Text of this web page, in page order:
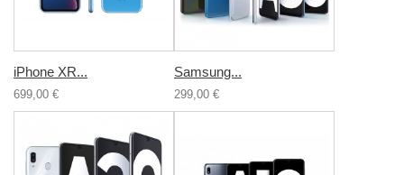
iPhone XR...
699,00 €
Samsung...
299,00 €